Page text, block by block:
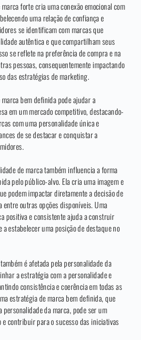
forte cria uma conexão emocional com
uma relação de confiança e
se identificam com marcas que
autêntica e que compartilham seus
se reflete na preferência de compra e na
pessoas, consequentemente impactando
das estratégias de marketing.
bem definida pode ajudar a
em um mercado competitivo, destacando-
com uma personalidade única e
de se destacar e conquistar a
de marca também influencia a forma
pelo público-alvo. Ela cria uma imagem e
podem impactar diretamente a decisão de
entre outras opções disponíveis. Uma
positiva e consistente ajuda a construir
estabelecer uma posição de destaque no
é afetada pela personalidade da
a estratégia com a personalidade e
consistência e coerência em todas as
estratégia de marca bem definida, que
personalidade da marca, pode ser um
contribuir para o sucesso das iniciativas